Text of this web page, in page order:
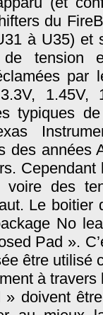
du
à U35) et
de
par
typiques
des années
Cependant
des
Le boitier
No
Pad ».
être utilisé
à
doivent